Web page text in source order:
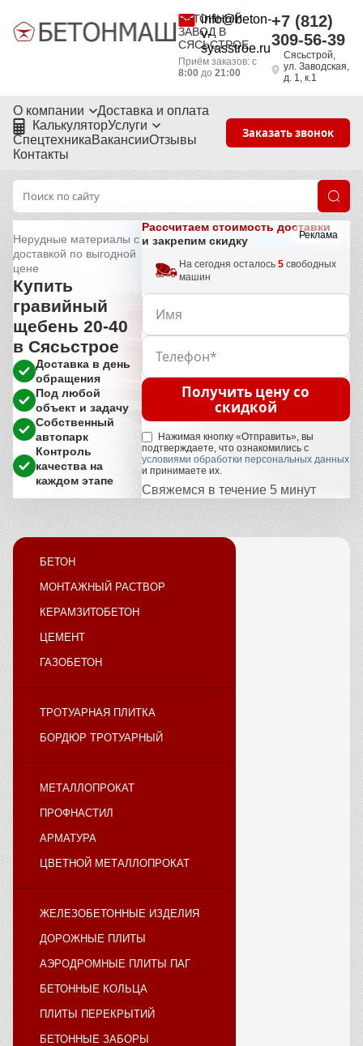
БЕТОННЫЙ
ЗАВОД В
СЯСЬСТРОЕ
info@beton-
v-
syasstroe.ru
Приём заказов: с
8:00 до21:00
+7 (812)
309-56-39
Сясьстрой,
ул. Заводская,
д. 1, к.1
О компании
Доставка и оплата
КалькуляторУслуги
СпецтехникаВакансииОтзывы
Контакты
Заказать звонок
Реклама
Нерудные материалы с
доставкой по выгодной
цене
Купить
гравийный
щебень 20-40
в Сясьстрое
Доставка в день
обращения
Под любой
объект и задачу
Собственный
автопарк
Контроль
качества на
каждом этапе
Рассчитаем стоимость доставки
и закрепим скидку
На сегодня осталось 5свободных
машин
Получить цену со
скидкой
Нажимая кнопку «Отправить», вы
подтверждаете, что ознакомились с
условиями обработки персональных данных
и принимаете их.
Свяжемся в течение 5 минут
БЕТОН
МОНТАЖНЫЙ РАСТВОР
КЕРАМЗИТОБЕТОН
ЦЕМЕНТ
ГАЗОБЕТОН
ТРОТУАРНАЯ ПЛИТКА
БОРДЮР ТРОТУАРНЫЙ
МЕТАЛЛОПРОКАТ
ПРОФНАСТИЛ
АРМАТУРА
ЦВЕТНОЙ МЕТАЛЛОПРОКАТ
ЖЕЛЕЗОБЕТОННЫЕ ИЗДЕЛИЯ
ДОРОЖНЫЕ ПЛИТЫ
АЭРОДРОМНЫЕ ПЛИТЫ ПАГ
БЕТОННЫЕ КОЛЬЦА
ПЛИТЫ ПЕРЕКРЫТИЙ
БЕТОННЫЕ ЗАБОРЫ